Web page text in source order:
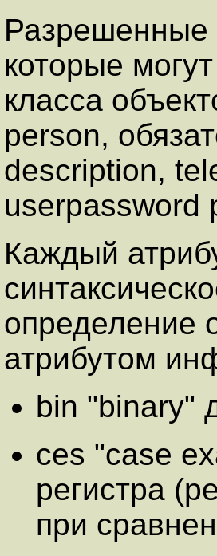
Разрешенные
которые
класса
person,
description,
userpassword
Каждый
определение
атрибутом
bin "binary"
ces "case
регистра
при